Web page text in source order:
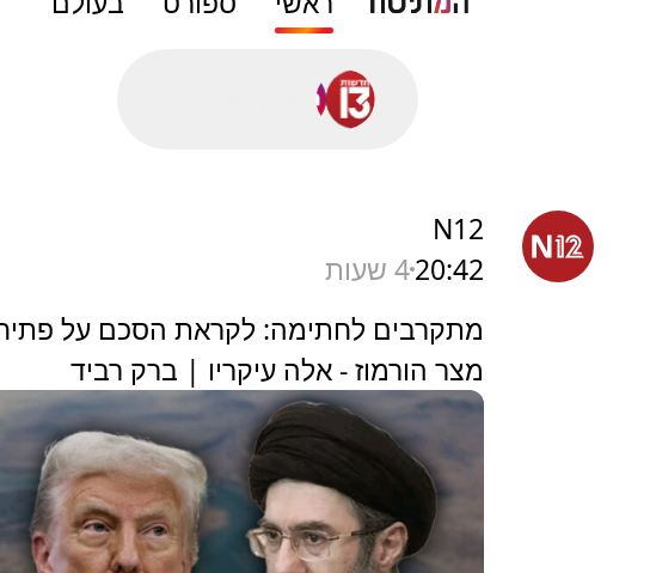
N12
20:424 שעות
מתקרבים לחתימה: לקראת הסכם על
מצר הורמוז - אלה עיקריו | ברק רביד